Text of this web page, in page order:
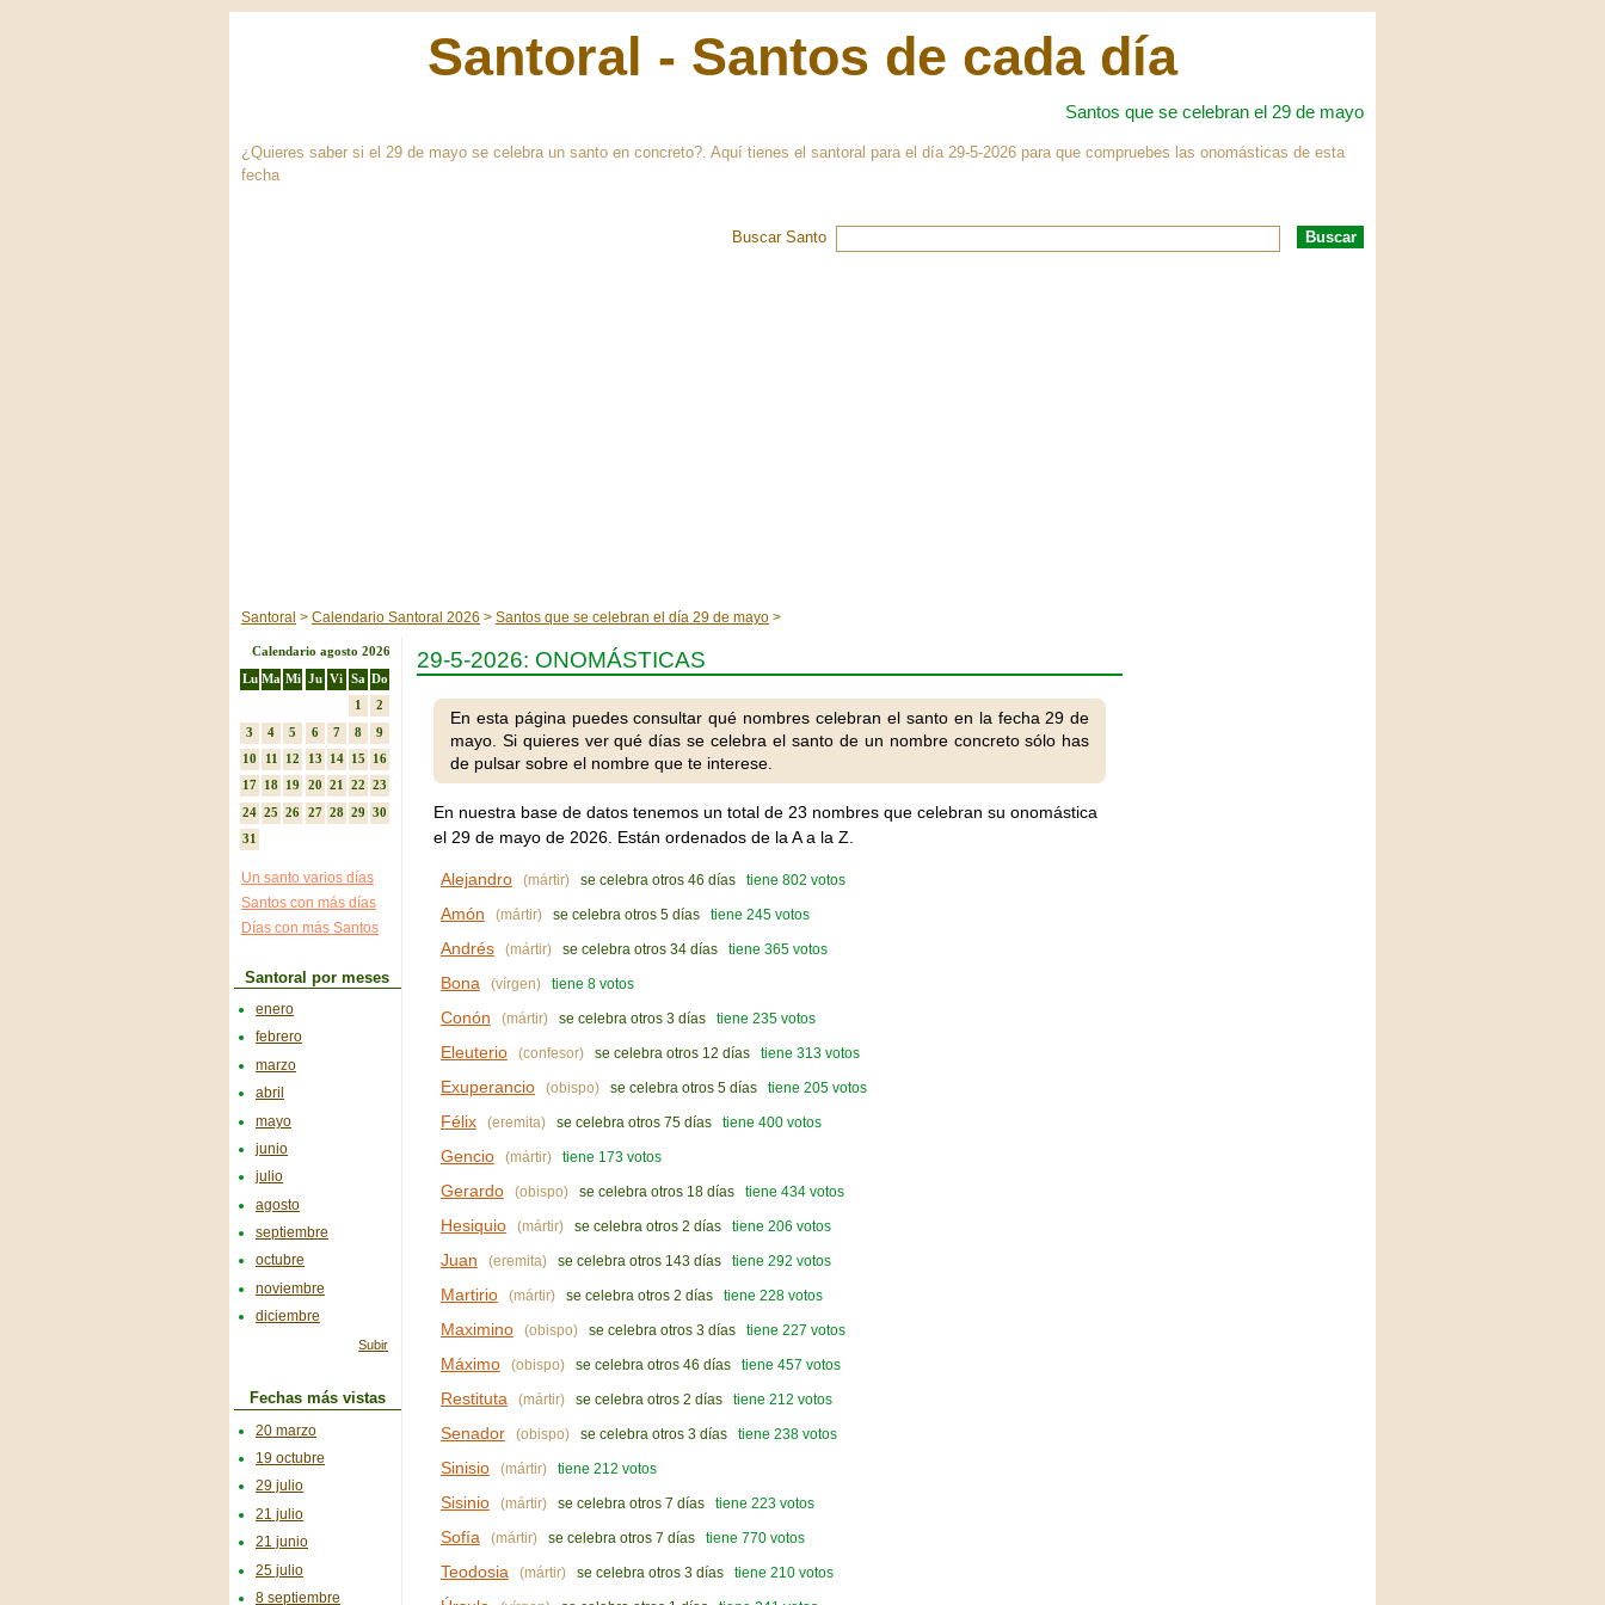
Santoral - Santos de cada día
Santos que se celebran el 29 de mayo
¿Quieres saber si el 29 de mayo se celebra un santo en concreto?. Aquí tienes el santoral para el día 29-5-2026 para que compruebes las onomásticas de esta
fecha
Buscar Santo
Santoral Calendario Santoral 2026 Santos que se celebran el día 29 de mayo
29-5-2026: ONOMÁSTICAS
En esta página puedes consultar qué nombres celebran el santo en la fecha 29 de
mayo. Si quieres ver qué días se celebra el santo de un nombre concreto sólo has
de pulsar sobre el nombre que te interese.
En nuestra base de datos tenemos un total de 23 nombres que celebran su onomástica
el 29 de mayo de 2026. Están ordenados de la A a la Z.
Alejandro (mártir) se celebra otros 46 días tiene 802 votos
Amón (mártir) se celebra otros 5 días tiene 245 votos
Andrés (mártir) se celebra otros 34 días tiene 365 votos
Bona (vírgen) tiene 8 votos
Conón (mártir) se celebra otros 3 días tiene 235 votos
Eleuterio (confesor) se celebra otros 12 días tiene 313 votos
Exuperancio (obispo) se celebra otros 5 días tiene 205 votos
Félix (eremita) se celebra otros 75 días tiene 400 votos
Gencio (mártir) tiene 173 votos
Gerardo (obispo) se celebra otros 18 días tiene 434 votos
Hesiquio (mártir) se celebra otros 2 días tiene 206 votos
Juan (eremita) se celebra otros 143 días tiene 292 votos
Martirio (mártir) se celebra otros 2 días tiene 228 votos
Maximino (obispo) se celebra otros 3 días tiene 227 votos
Máximo (obispo) se celebra otros 46 días tiene 457 votos
Restituta (mártir) se celebra otros 2 días tiene 212 votos
Senador (obispo) se celebra otros 3 días tiene 238 votos
Sinisio (mártir) tiene 212 votos
Sisinio (mártir) se celebra otros 7 días tiene 223 votos
Sofía (mártir) se celebra otros 7 días tiene 770 votos
Teodosia (mártir) se celebra otros 3 días tiene 210 votos
Calendario agosto 2026
Lu Ma Mi Ju Vi Sa Do
1
2
3
4 5 6 7 8
9
10
11 12 13 14 15
16
17 18 19 20 21 22
23
24 25 26 27 28 29
30
31
Un santo varios días
Santos con más días
Días con más Santos
Santoral por meses
enero
febrero
marzo
abril
mayo
junio
julio
agosto
septiembre
octubre
noviembre
diciembre
Subir
Fechas más vistas
20 marzo
19 octubre
29 julio
21 julio
21 junio
25 julio
8 septiembre